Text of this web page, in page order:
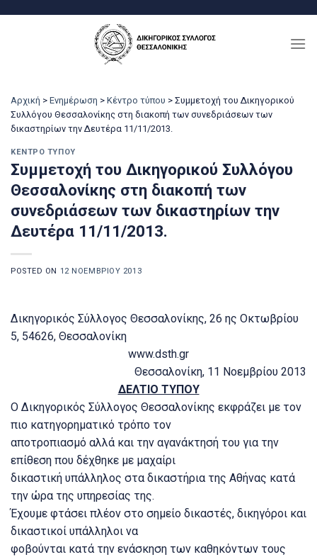
Αρχική > Ενημέρωση > Κέντρο τύπου > Συμμετοχή του Δικηγορικού
Συλλόγου Θεσσαλονίκης στη διακοπή των συνεδριάσεων των
δικαστηρίων την Δευτέρα 11/11/2013.
ΚΈΝΤΡΟ ΤΎΠΟΥ
Συμμετοχή του Δικηγορικού Συλλόγου
Θεσσαλονίκης στη διακοπή των
συνεδριάσεων των δικαστηρίων την
Δευτέρα 11/11/2013.
POSTED ON 12 ΝΟΕΜΒΡΊΟΥ 2013
Δικηγορικός Σύλλογος Θεσσαλονίκης, 26 ης Οκτωβρίου
5, 54626, Θεσσαλονίκη
www.dsth.gr
Θεσσαλονίκη, 11 Νοεμβρίου 2013
ΔΕΛΤΙΟ ΤΥΠΟΥ
Ο Δικηγορικός Σύλλογος Θεσσαλονίκης εκφράζει με τον
πιο κατηγορηματικό τρόπο τον
αποτροπιασμό αλλά και την αγανάκτησή του για την
επίθεση που δέχθηκε με μαχαίρι
δικαστική υπάλληλος στα δικαστήρια της Αθήνας κατά
την ώρα της υπηρεσίας της.
Έχουμε φτάσει πλέον στο σημείο δικαστές, δικηγόροι και
δικαστικοί υπάλληλοι να
φοβούνται κατά την ενάσκηση των καθηκόντων τους